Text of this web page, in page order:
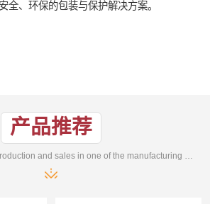
全、环保的包装与保护解决方案。
产品推荐